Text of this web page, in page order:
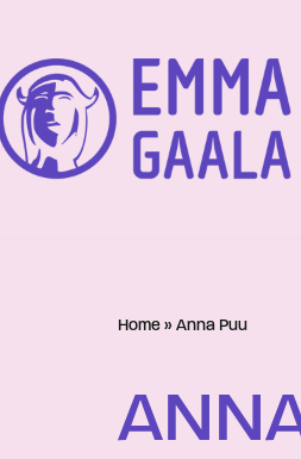
Home » Anna Puu